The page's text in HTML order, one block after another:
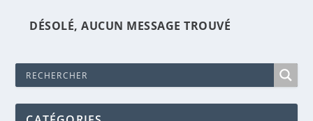
DÉSOLÉ, AUCUN MESSAGE TROUVÉ